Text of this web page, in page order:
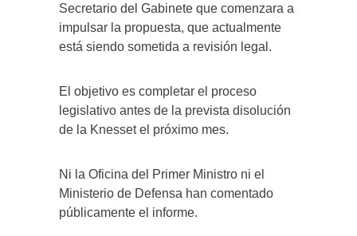
Secretario del Gabinete que comenzara a
impulsar la propuesta, que actualmente
está siendo sometida a revisión legal.
El objetivo es completar el proceso
legislativo antes de la prevista disolución
de la Knesset el próximo mes.
Ni la Oficina del Primer Ministro ni el
Ministerio de Defensa han comentado
públicamente el informe.